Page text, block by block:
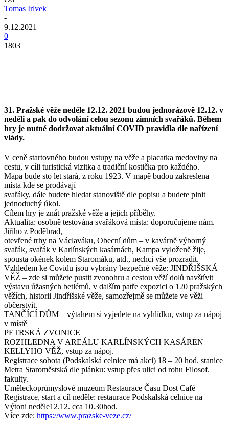
Tomas Irlvek
-
9.12.2021
0
1803
31. Pražské věže neděle 12.12. 2021 budou jednorázově 12.12. v
neděli a pak do odvolání celou sezonu zimních svařáků. Během
hry je nutné dodržovat aktuální COVID pravidla dle nařízení
vlády.
V ceně startovného budou vstupy na věže a placatka medoviny na
cestu, v cíli turistická vizitka a tradiční kostička pro každého.
Mapa bude sto let stará, z roku 1923. V mapě budou zakreslena
místa kde se prodávají
svařáky, dále budete hledat stanoviště dle popisu a budete plnit
jednoduchý úkol.
Cílem hry je znát pražské věže a jejich příběhy.
Aktualita: osobně testována svařáková místa: doporučujeme nám.
Jiřího z Poděbrad,
otevřené trhy na Václaváku, Obecní dům – v kavárně výborný
svařák, svařák v Karlínských kasárnách, Kampa vyloženě žije,
spousta okének kolem Staromáku, atd., nechci vše prozradit.
Vzhledem ke Covidu jsou vybrány bezpečné věže: JINDŘIŠSKÁ
VĚŽ – zde si můžete pustit zvonohru a cestou věží dolů navštívit
výstavu úžasných betlémů, v dalším patře expozici o 120 pražských
věžích, historii Jindřišské věže, samozřejmě se můžete ve věži
občerstvit.
TANČÍCÍ DŮM – výtahem si vyjedete na vyhlídku, vstup za nápoj
v místě
PETRSKÁ ZVONICE
ROZHLEDNA V AREÁLU KARLÍNSKÝCH KASÁREN
KELLYHO VĚŽ, vstup za nápoj.
Registrace sobota (Podskalská celnice má akci) 18 – 20 hod. stanice
Metra Staroměstská dle plánku: vstup přes ulici od rohu Filosof.
fakulty.
Uměleckoprůmyslové muzeum Restaurace Času Dost Café
Registrace, start a cíl neděle: restaurace Podskalská celnice na
Výtoni neděle12.12. cca 10.30hod.
Více zde: https://www.prazske-veze.cz/